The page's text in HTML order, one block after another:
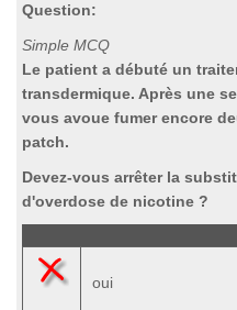
Question:
Simple MCQ
Le patient a débuté un
transdermique. Après une
vous avoue fumer encore
patch.
Devez-vous arrêter la
d'overdose de nicotine ?
oui